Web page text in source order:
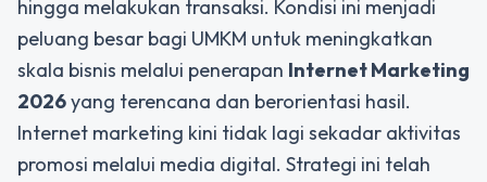
hingga melakukan transaksi. Kondisi ini menjadi
peluang besar bagi UMKM untuk meningkatkan
skala bisnis melalui penerapan Internet Marketing
2026yang terencana dan berorientasi hasil.
Internet marketing kini tidak lagi sekadar aktivitas
promosi melalui media digital. Strategi ini telah